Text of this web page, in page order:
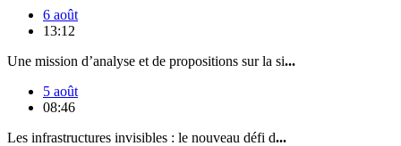
6 août
13:12
Une mission d’analyse et de propositions sur la si...
5 août
08:46
Les infrastructures invisibles : le nouveau défi d...